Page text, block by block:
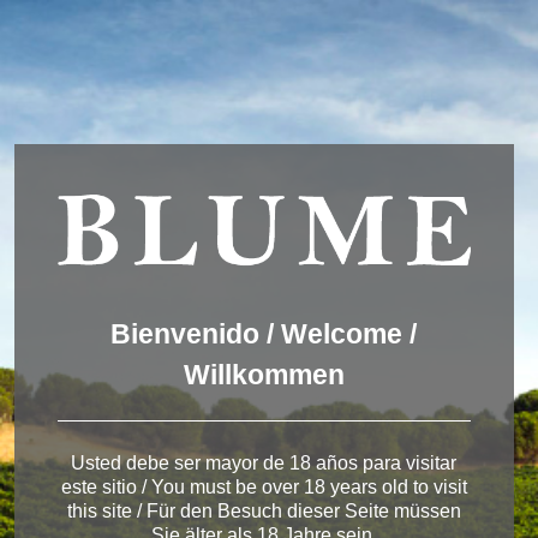
ENGLISH
ESPAÑOL
DEUTSCH
Winery Toro
< Bodega de Toro
We are using cookies to give you the best experience on our
website.
You can find out more about which cookies we are using or
Bienvenido / Welcome /
Willkommen
Usted debe ser mayor de 18 años para visitar
este sitio / You must be over 18 years old to visit
this site / Für den Besuch dieser Seite müssen